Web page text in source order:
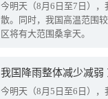
今明天（8月6日至7日）
散。同时，我国高温范围
区将有大范围桑拿天。
我国降雨整体减少减弱
今明天（8月5日至6日）